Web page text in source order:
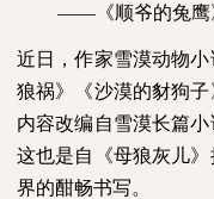
——《顺爷的兔鹰
近日，作家雪漠动物
狼祸》《沙漠的豺狗
内容改编自雪漠长篇
这也是自《母狼灰儿
界的酣畅书写。